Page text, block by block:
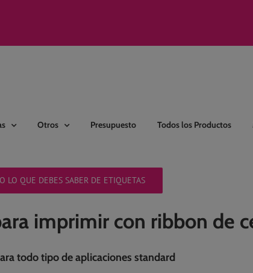
Otros Presupuesto Todos los Productos
LO QUE DEBES SABER DE ETIQUETAS
imprimir con ribbon de
todo tipo de aplicaciones standard